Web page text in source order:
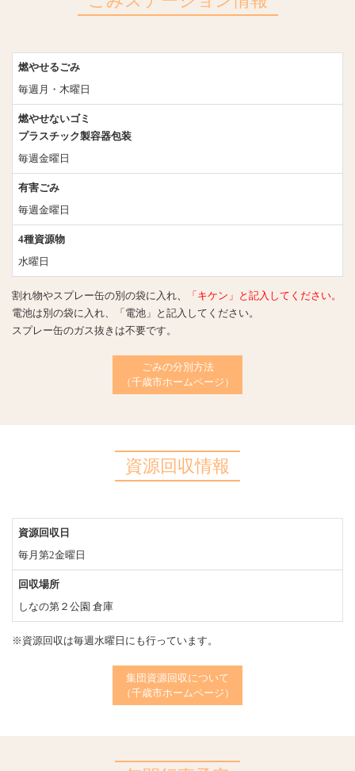
燃やせるごみ
毎週月・木曜日
燃やせないゴミ
プラスチック製容器包装
毎週金曜日
有害ごみ
毎週金曜日
4種資源物
水曜日
割れ物やスプレー缶の別の袋に入れ、
「キケン」と記入してください。
電池は別の袋に入れ、「電池」と記入してください。
スプレー缶のガス抜きは不要です。
ごみの分別方法
（千歳市ホームページ）
資源回収情報
資源回収日
毎月第2金曜日
回収場所
しなの第２公園 倉庫
※資源回収は毎週水曜日にも行っています。
集団資源回収について
（千歳市ホームページ）